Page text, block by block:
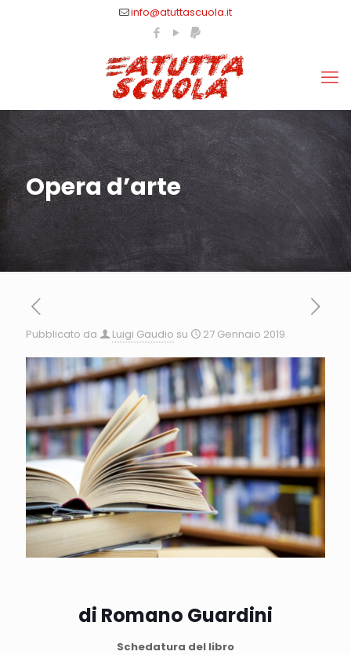
info@atuttascuola.it
Opera d’arte
Pubblicato da Luigi Gaudio su 27 Gennaio 2019
di Romano Guardini
Schedatura del libro